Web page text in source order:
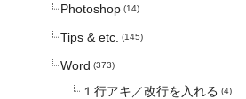
Photoshop (14)
Tips & etc. (145)
Word (373)
１行アキ／改行を入れる (4)